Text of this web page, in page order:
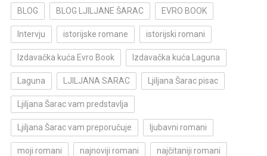
BLOG BLOG LJILJANE ŠARAC EVRO BOOK
Intervju istorijske romane istorijski romani
Izdavačka kuća Evro Book Izdavačka kuća Laguna
Laguna LJILJANA SARAC Ljiljana Šarac pisac
Ljiljana Šarac vam predstavlja
Ljiljana Šarac vam preporučuje ljubavni romani
moji romani najnoviji romani najčitaniji romani